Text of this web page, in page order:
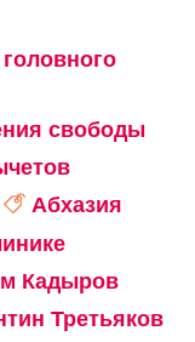
свободы
Абхазия
Кадыров
Третьяков